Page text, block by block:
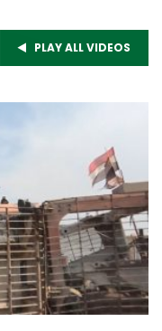
PLAY ALL VIDEOS